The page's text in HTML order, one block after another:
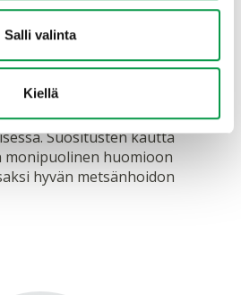
Salli valinta
Kiellä
suosituksiin
HardRock-hankkeen
hyödynnetään Metsänhoidon
Suositusten kautta
huomioon
hyvän metsänhoidon